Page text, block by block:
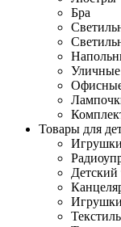
Бра
Уличные
Товары для
Игрушки
Детский
Игрушки